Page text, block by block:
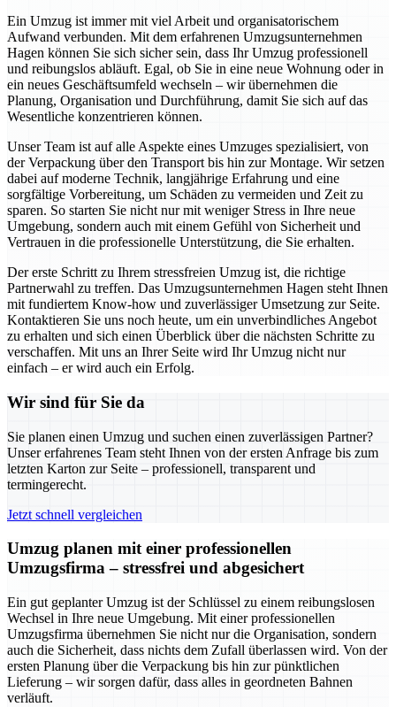
Ein Umzug ist immer mit viel Arbeit und organisatorischem
Aufwand verbunden. Mit dem erfahrenen Umzugsunternehmen
Hagen können Sie sich sicher sein, dass Ihr Umzug professionell
und reibungslos abläuft. Egal, ob Sie in eine neue Wohnung oder in
ein neues Geschäftsumfeld wechseln – wir übernehmen die
Planung, Organisation und Durchführung, damit Sie sich auf das
Wesentliche konzentrieren können.
Unser Team ist auf alle Aspekte eines Umzuges spezialisiert, von
der Verpackung über den Transport bis hin zur Montage. Wir setzen
dabei auf moderne Technik, langjährige Erfahrung und eine
sorgfältige Vorbereitung, um Schäden zu vermeiden und Zeit zu
sparen. So starten Sie nicht nur mit weniger Stress in Ihre neue
Umgebung, sondern auch mit einem Gefühl von Sicherheit und
Vertrauen in die professionelle Unterstützung, die Sie erhalten.
Der erste Schritt zu Ihrem stressfreien Umzug ist, die richtige
Partnerwahl zu treffen. Das Umzugsunternehmen Hagen steht Ihnen
mit fundiertem Know-how und zuverlässiger Umsetzung zur Seite.
Kontaktieren Sie uns noch heute, um ein unverbindliches Angebot
zu erhalten und sich einen Überblick über die nächsten Schritte zu
verschaffen. Mit uns an Ihrer Seite wird Ihr Umzug nicht nur
einfach – er wird auch ein Erfolg.
Wir sind für Sie da
Sie planen einen Umzug und suchen einen zuverlässigen Partner?
Unser erfahrenes Team steht Ihnen von der ersten Anfrage bis zum
letzten Karton zur Seite – professionell, transparent und
termingerecht.
Jetzt schnell vergleichen
Umzug planen mit einer professionellen
Umzugsfirma – stressfrei und abgesichert
Ein gut geplanter Umzug ist der Schlüssel zu einem reibungslosen
Wechsel in Ihre neue Umgebung. Mit einer professionellen
Umzugsfirma übernehmen Sie nicht nur die Organisation, sondern
auch die Sicherheit, dass nichts dem Zufall überlassen wird. Von der
ersten Planung über die Verpackung bis hin zur pünktlichen
Lieferung – wir sorgen dafür, dass alles in geordneten Bahnen
verläuft.